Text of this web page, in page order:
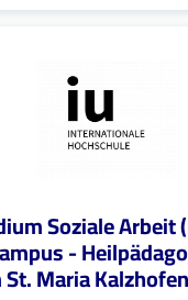
Soziale Arbeit
-
Maria Kalzhofen